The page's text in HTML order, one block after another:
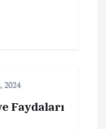
2024
Faydaları